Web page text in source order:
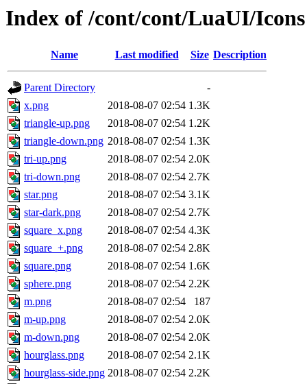
Index of /cont/cont/LuaUI/Icons
Name Last modified Size Description
Parent Directory
-
x.png
2018-08-07 02:54 1.3K
triangle-up.png
2018-08-07 02:54 1.2K
triangle-down.png 2018-08-07 02:54 1.3K
tri-up.png
2018-08-07 02:54 2.0K
tri-down.png
2018-08-07 02:54 2.7K
star.png
2018-08-07 02:54 3.1K
star-dark.png
2018-08-07 02:54 2.7K
square_x.png
2018-08-07 02:54 4.3K
square_+.png
2018-08-07 02:54 2.8K
square.png
2018-08-07 02:54 1.6K
sphere.png
2018-08-07 02:54 2.2K
m.png
2018-08-07 02:54
187
m-up.png
2018-08-07 02:54 2.0K
m-down.png
2018-08-07 02:54 2.0K
hourglass.png
2018-08-07 02:54 2.1K
hourglass-side.png 2018-08-07 02:54 2.2K